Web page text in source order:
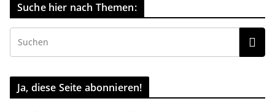
Suche hier nach Themen:
Ja, diese Seite abonnieren!